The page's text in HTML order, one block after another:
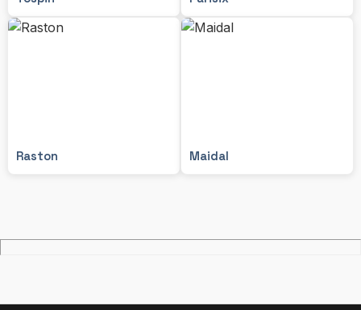
Raston Maidal